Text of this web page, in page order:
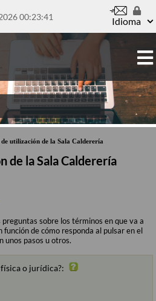
00:23:41 Idioma
utilización de la Sala Calderería
de la Sala Calderería
sobre los términos en que va a
de cómo responda al pulsar en el
unos pasos u otros.
o jurídica?: